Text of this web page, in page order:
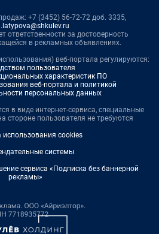
+7 (3452) 56-72-72 доб. 3335,
ответственности за достоверность
в рекламных объявлениях.
веб-портала регулируются:
пользователя
характеристик ПО
веб-портала и политикой
персональных данных
в виде интернет-сервиса, специальные
стороне пользователя не требуются
использования cookies
системы
сервиса «Подписка без баннерной
рекламы»